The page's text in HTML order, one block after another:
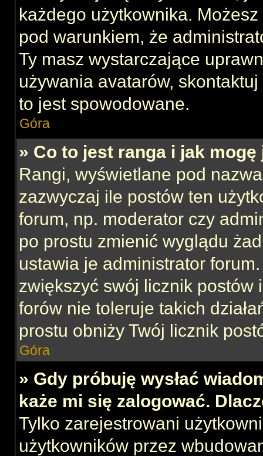
każdego użytkownika.
pod warunkiem, że
Ty masz wystarczające
używania avatarów,
to jest spowodowane.
Góra
» Co to jest ranga i jak mogę
Rangi, wyświetlane pod
zazwyczaj ile postów ten
forum, np. moderator czy
po prostu zmienić wyglądu
ustawia je administrator
zwiększyć swój licznik postów
forów nie toleruje takich
prostu obniży Twój licznik
Góra
» Gdy próbuję wysłać
każe mi się zalogować.
Tylko zarejestrowani
użytkowników przez